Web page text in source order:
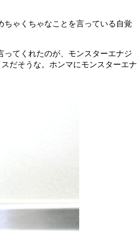
ゃくちゃなことを言っている自覚
てくれたのが、モンスターエナジ
だそうな。ホンマにモンスターエナ